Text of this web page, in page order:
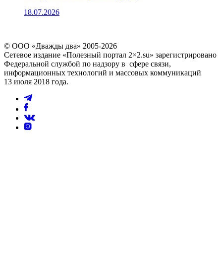
18.07.2026
© ООО «Дважды два» 2005-2026
Сетевое издание «Полезный портал 2×2.su» зарегистрировано
Федеральной службой по надзору в сфере связи,
информационных технологий и массовых коммуникаций
13 июля 2018 года.